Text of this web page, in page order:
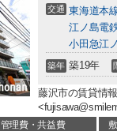
交通 東海道本
江ノ島電
小田急江
築年 築19年
藤沢市の賃貸情
管理費・共益費